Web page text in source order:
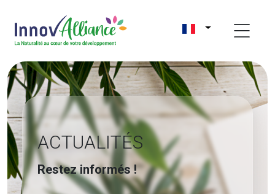
ACTUALITÉS
Restez informés !